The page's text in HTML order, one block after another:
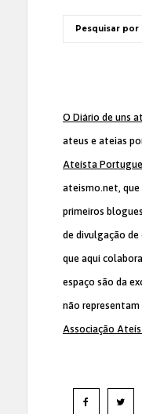
O Diário de uns
ateus e ateias
Ateísta
ateismo.net, que
primeiros
de divulgação
que aqui
espaço são da
não representam
Associação